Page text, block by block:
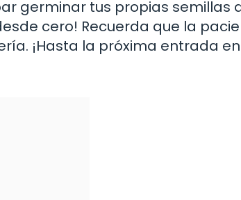
germinar tus propias semillas
cero! Recuerda que la
¡Hasta la próxima entrada